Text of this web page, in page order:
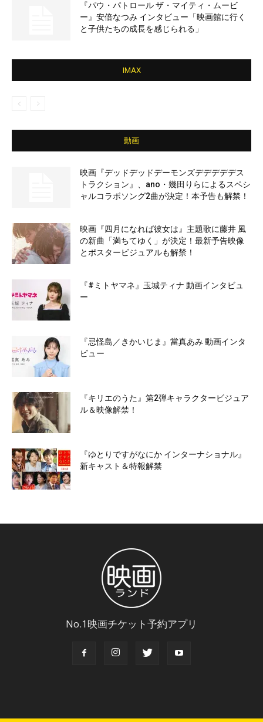
『パウ・パトロール ザ・マイティ・ムービ
ー』安倍なつみ インタビュー「映画館に行く
と子供たちの成長を感じられる」
IMAX
動画
映画『デッドデッドデーモンズデデデデデス
トラクション』、ano・幾田りらによるスペシ
ャルコラボソング2曲が決定！本予告も解禁！
映画『四月になれば彼女は』主題歌に藤井 風
の新曲「満ちてゆく」が決定！最新予告映像
とポスタービジュアルも解禁！
『#ミトヤマネ』玉城ティナ 動画インタビュ
ー
『忌怪島／きかいじま』當真あみ 動画インタ
ビュー
『キリエのうた』第2弾キャラクタービジュア
ル＆映像解禁！
『ゆとりですがなにか インターナショナル』
新キャスト＆特報解禁
No.1映画チケット予約アプリ